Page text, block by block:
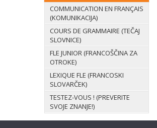
COMMUNICATION EN FRANÇAIS
(KOMUNIKACIJA)
COURS DE GRAMMAIRE (TEČAJ
SLOVNICE)
FLE JUNIOR (FRANCOŠČINA ZA
OTROKE)
LEXIQUE FLE (FRANCOSKI
SLOVARČEK)
TESTEZ-VOUS ! (PREVERITE
SVOJE ZNANJE!)